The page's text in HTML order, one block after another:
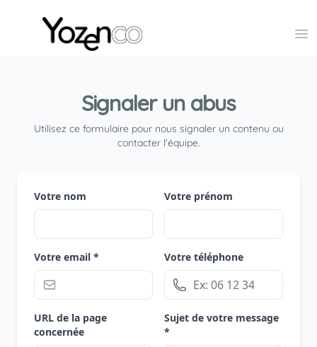
Yozenco - Organisateur de Salons, Evénements et
Signaler un abus
Utilisez ce formulaire pour nous signaler un contenu ou
contacter l'équipe.
Votre nom Votre prénom
Votre email * Votre téléphone
URL de la page
concernée
Sujet de votre message
*